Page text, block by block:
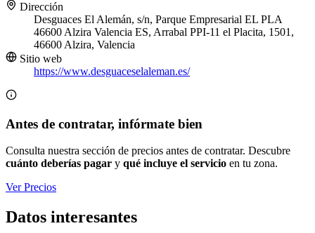
Dirección
Desguaces El Alemán, s/n, Parque Empresarial EL PLA
46600 Alzira Valencia ES, Arrabal PPI-11 el Placita, 1501,
46600 Alzira, Valencia
Sitio web
https://www.desguaceselaleman.es/
Antes de contratar, infórmate bien
Consulta nuestra sección de precios antes de contratar. Descubre
cuánto deberías pagar y qué incluye el servicio en tu zona.
Ver Precios
Datos interesantes